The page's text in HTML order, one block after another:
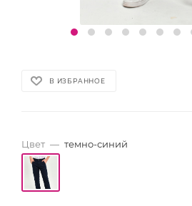
В ИЗБРАННОЕ
Цвет — темно-синий